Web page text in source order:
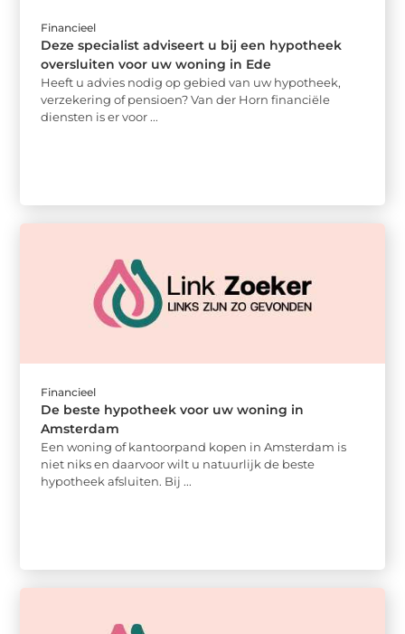
Financieel
Deze specialist adviseert u bij een hypotheek
oversluiten voor uw woning in Ede
Heeft u advies nodig op gebied van uw hypotheek,
verzekering of pensioen? Van der Horn financiële
diensten is er voor ...
Financieel
De beste hypotheek voor uw woning in
Amsterdam
Een woning of kantoorpand kopen in Amsterdam is
niet niks en daarvoor wilt u natuurlijk de beste
hypotheek afsluiten. Bij ...